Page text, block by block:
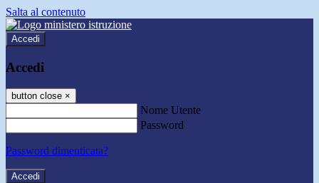
Salta al contenuto
Accedi
Accedi
button close ×
Nome Utente
Password
Password dimenticata?